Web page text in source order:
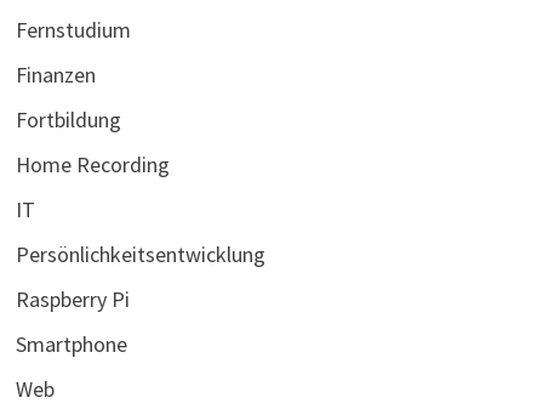
Fernstudium
Finanzen
Fortbildung
Home Recording
IT
Persönlichkeitsentwicklung
Raspberry Pi
Smartphone
Web